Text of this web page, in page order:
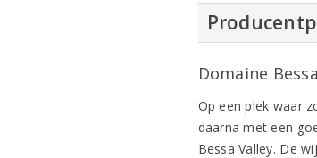
Domaine
Op een plek waar
daarna met een
Bessa Valley. De